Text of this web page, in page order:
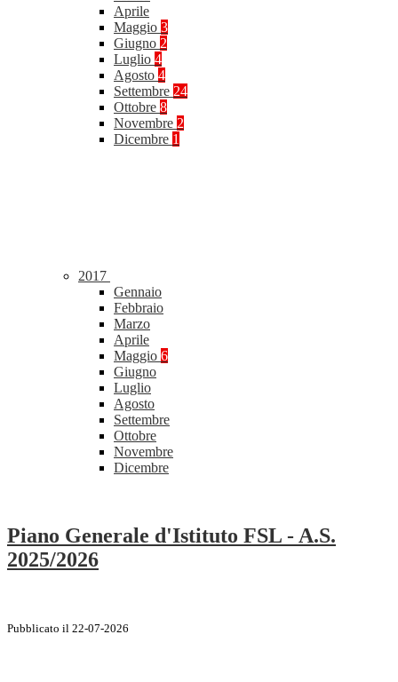
Aprile
Maggio 3
Giugno 2
Luglio 4
Agosto 4
Settembre 24
Ottobre 8
Novembre 2
Dicembre 1
2017
Gennaio
Febbraio
Marzo
Aprile
Maggio 6
Giugno
Luglio
Agosto
Settembre
Ottobre
Novembre
Dicembre
Piano Generale d'Istituto FSL - A.S.
2025/2026
Pubblicato il 22-07-2026